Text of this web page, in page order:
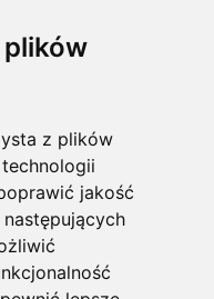
z plików
jakość
oraz dystrybucja
rozwiązaniami
kapitałowo
Słowo „Odoo” jest
Odoo S.A. i zostało
do określenia
na której
zachowują 100%
umożliwiając
Odoo S.A. (np.